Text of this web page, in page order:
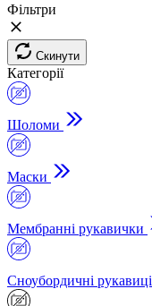
Фільтри
Скинути
Категорії
Шоломи
Маски
Мембранні рукавички
Сноубордичні рукавиці